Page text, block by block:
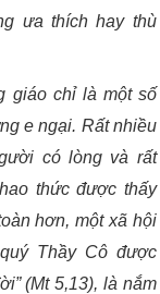
ưa thích hay thù
giáo chỉ là một số
e ngại. Rất nhiều
có lòng và rất
thức được thấy
hơn, một xã hội
Thầy Cô được
(Mt 5,13), là nắm